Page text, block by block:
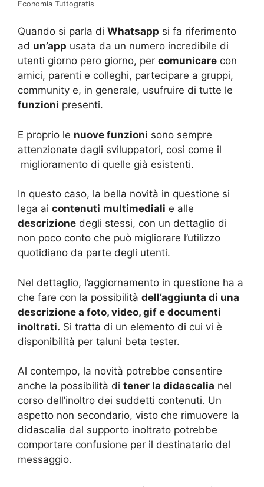
Economia Tuttogratis
Quando si parla di Whatsapp si fa riferimento
ad un’app usata da un numero incredibile di
utenti giorno pero giorno, per comunicare con
amici, parenti e colleghi, partecipare a gruppi,
community e, in generale, usufruire di tutte le
funzioni presenti.
E proprio le nuove funzioni sono sempre
attenzionate dagli sviluppatori, così come il
miglioramento di quelle già esistenti.
In questo caso, la bella novità in questione si
lega ai contenuti multimediali e alle
descrizione degli stessi, con un dettaglio di
non poco conto che può migliorare l’utilizzo
quotidiano da parte degli utenti.
Nel dettaglio, l’aggiornamento in questione ha a
che fare con la possibilità dell’aggiunta di una
descrizione a foto, video, gif e documenti
inoltrati. Si tratta di un elemento di cui vi è
disponibilità per taluni beta tester.
Al contempo, la novità potrebbe consentire
anche la possibilità di tener la didascalia nel
corso dell’inoltro dei suddetti contenuti. Un
aspetto non secondario, visto che rimuovere la
didascalia dal supporto inoltrato potrebbe
comportare confusione per il destinatario del
messaggio.